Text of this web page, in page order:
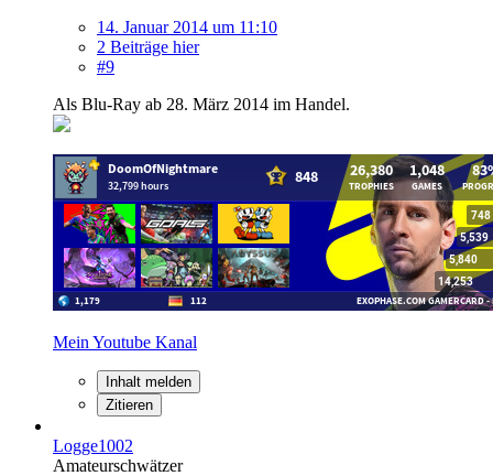
14. Januar 2014 um 11:10
2 Beiträge hier
#9
Als Blu-Ray ab 28. März 2014 im Handel.
Mein Youtube Kanal
Inhalt melden
Zitieren
Logge1002
Amateurschwätzer